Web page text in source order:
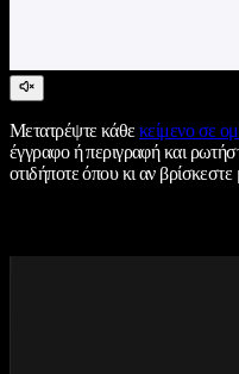
Μετατρέψτε κάθεκείμενο σε
έγγραφο ή περιγραφή και
οτιδήποτε όπου κι αν